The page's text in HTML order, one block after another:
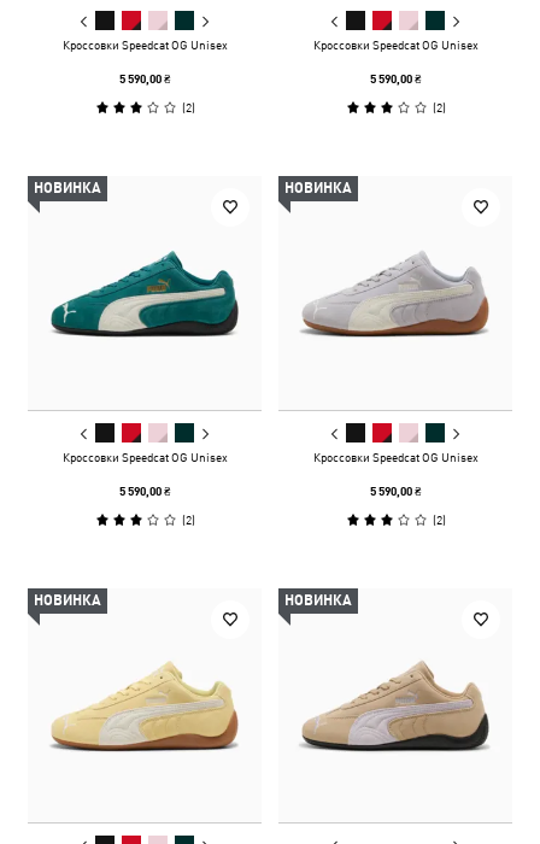
Кроссовки Speedcat OG Unisex
5 590,00 ₴
(2)
Кроссовки Speedcat OG Unisex
5 590,00 ₴
(2)
НОВИНКА
Кроссовки Speedcat OG Unisex
5 590,00 ₴
(2)
НОВИНКА
Кроссовки Speedcat OG Unisex
5 590,00 ₴
(2)
НОВИНКА НОВИНКА